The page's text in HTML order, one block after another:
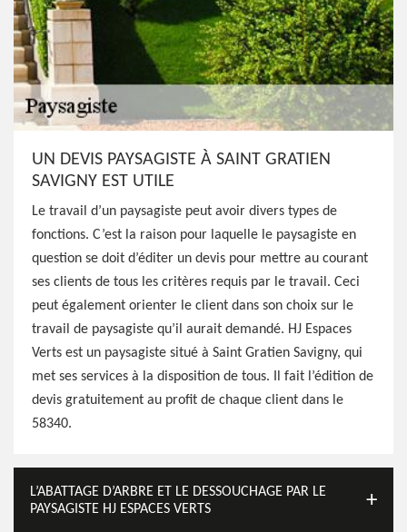
UN DEVIS PAYSAGISTE À SAINT GRATIEN
SAVIGNY EST UTILE
Le travail d’un paysagiste peut avoir divers types de
fonctions. C’est la raison pour laquelle le paysagiste en
question se doit d’éditer un devis pour mettre au courant
ses clients de tous les critères requis par le travail. Ceci
peut également orienter le client dans son choix sur le
travail de paysagiste qu’il aurait demandé. HJ Espaces
Verts est un paysagiste situé à Saint Gratien Savigny, qui
met ses services à la disposition de tous. Il fait l’édition de
devis gratuitement au profit de chaque client dans le
58340.
L’ABATTAGE D’ARBRE ET LE DESSOUCHAGE PAR LE
PAYSAGISTE HJ ESPACES VERTS